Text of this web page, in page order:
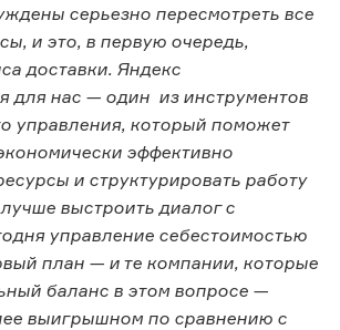
серьезно пересмотреть все
и это, в первую очередь,
доставки. Яндекс
для нас — один из инструментов
управления, который поможет
эффективно
и структурировать работу
выстроить диалог с
управление себестоимостью
план — и те компании, которые
баланс в этом вопросе —
выигрышном по сравнению с